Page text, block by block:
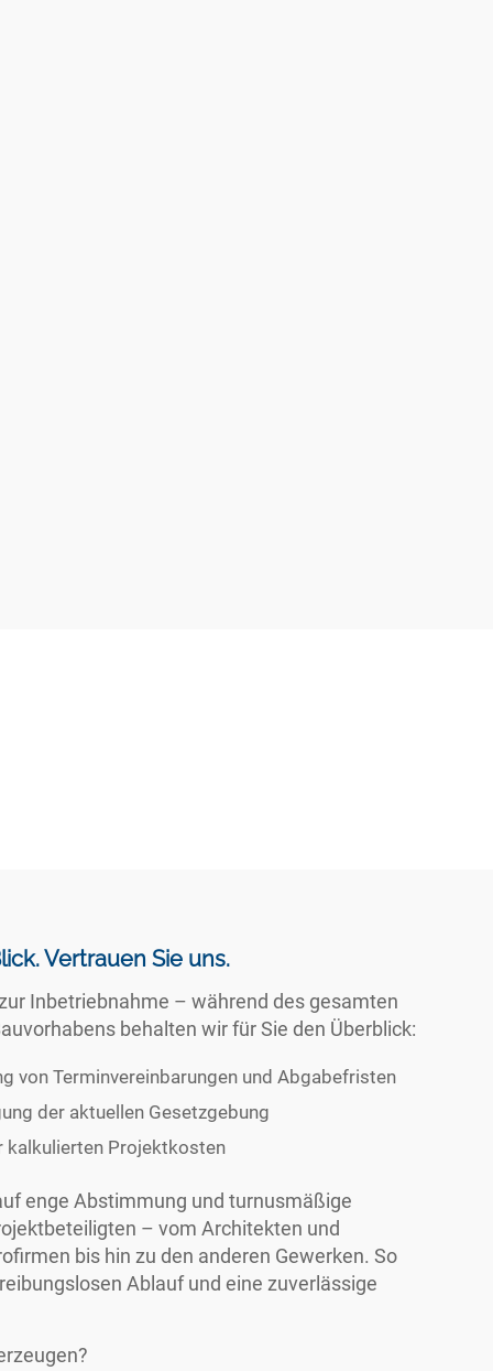
Vertrauen Sie uns.
Inbetriebnahme – während des gesamten
behalten wir für Sie den Überblick:
von Terminvereinbarungen und Abgabefristen
der aktuellen Gesetzgebung
kalkulierten Projektkosten
enge Abstimmung und turnusmäßige
– vom Architekten und
bis hin zu den anderen Gewerken. So
Ablauf und eine zuverlässige